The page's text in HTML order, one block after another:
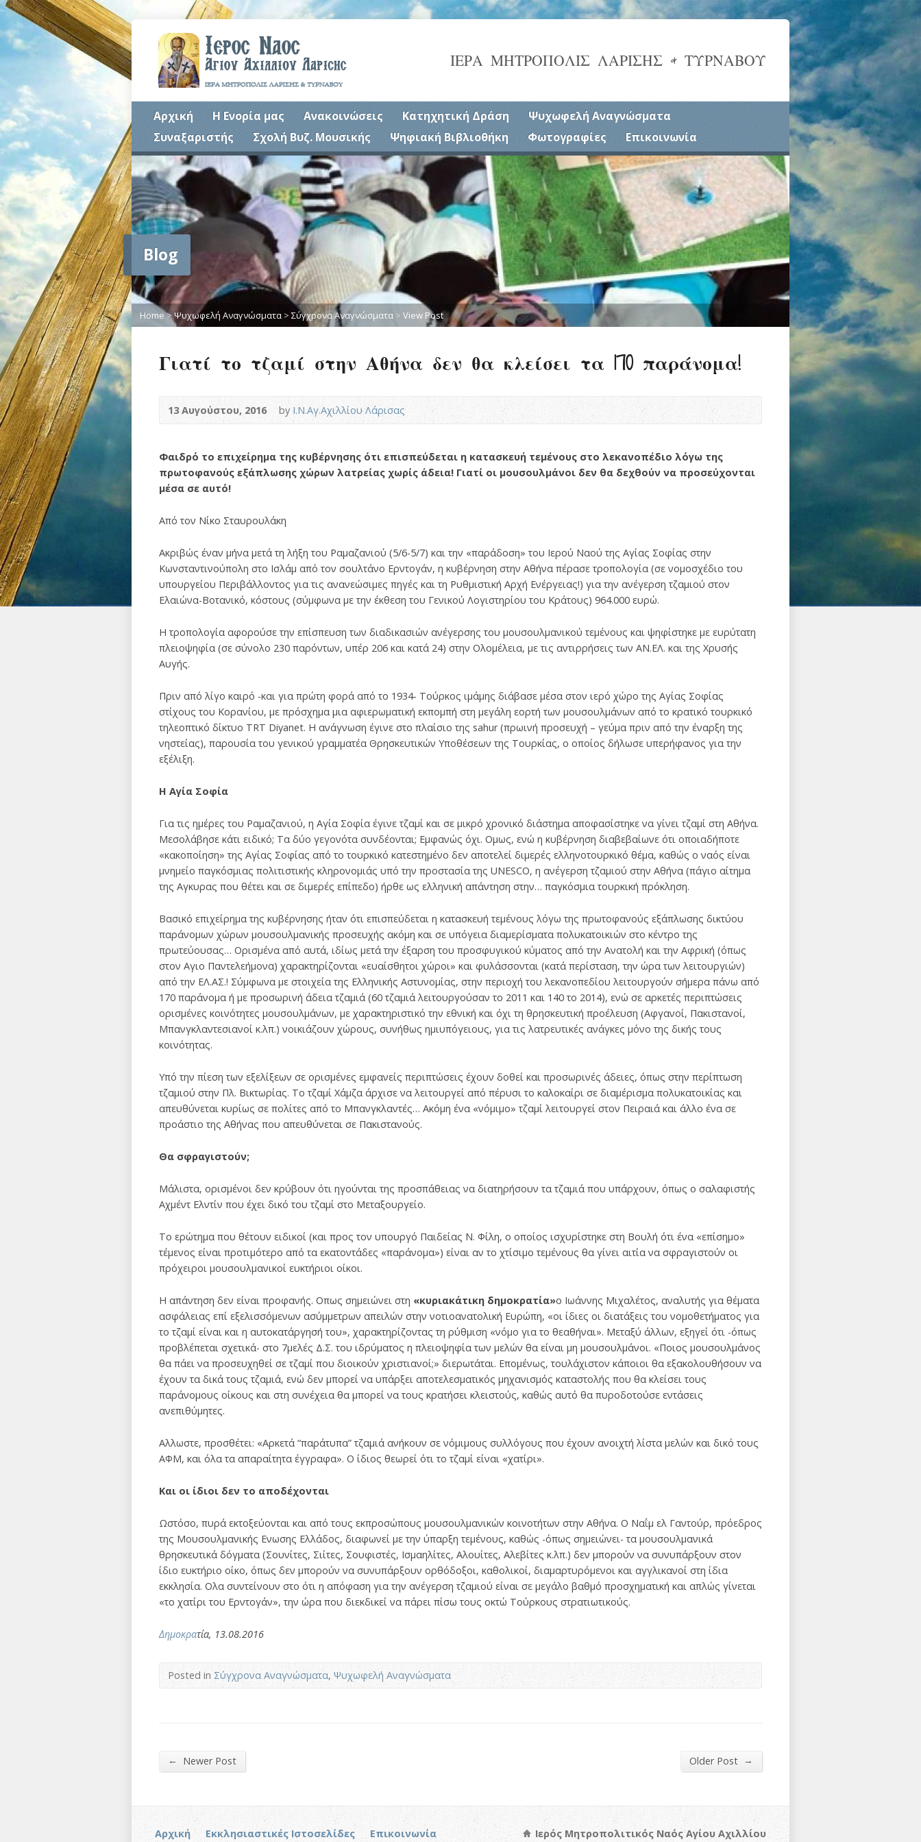
ΙΕΡΑ ΜΗΤΡΟΠΟΛΙΣ ΛΑΡΙΣΗΣ & ΤΥΡΝΑΒΟΥ
Αρχική Η Ενορία μας Ανακοινώσεις Κατηχητική Δράση
Ψυχωφελή Αναγνώσματα
Συναξαριστής
Σχολή Βυζ. Μουσικής Ψηφιακή Βιβλιοθήκη Φωτογραφίες Επικοινωνία
Blog
Home>Ψυχωφελή Αναγνώσματα > Σύγχρονα Αναγνώσματα > View Post
Γιατί το τζαμί στην Αθήνα δεν θα κλείσει τα 170 παράνομα!
13 Αυγούστου, 2016 byΙ.Ν.Αγ.Αχιλλίου Λάρισας
Φαιδρό το επιχείρημα της κυβέρνησης ότι επισπεύδεται η κατασκευή τεμένους στο λεκανοπέδιο λόγω της
πρωτοφανούς εξάπλωσης χώρων λατρείας χωρίς άδεια! Γιατί οι μουσουλμάνοι δεν θα δεχθούν να προσεύχονται
μέσα σε αυτό!
Από τον Νίκο Σταυρουλάκη
Ακριβώς έναν μήνα μετά τη λήξη του Ραμαζανιού (5/6-5/7) και την «παράδοση» του Ιερού Ναού της Αγίας Σοφίας στην
Κωνσταντινούπολη στο Ισλάμ από τον σουλτάνο Ερντογάν, η κυβέρνηση στην Αθήνα πέρασε τροπολογία (σε νομοσχέδιο του
υπουργείου Περιβάλλοντος για τις ανανεώσιμες πηγές και τη Ρυθμιστική Αρχή Ενέργειας!) για την ανέγερση τζαμιού στον
Ελαιώνα-Βοτανικό, κόστους (σύμφωνα με την έκθεση του Γενικού Λογιστηρίου του Κράτους) 964.000 ευρώ.
Η τροπολογία αφορούσε την επίσπευση των διαδικασιών ανέγερσης του μουσουλμανικού τεμένους και ψηφίστηκε με ευρύτατη
πλειοψηφία (σε σύνολο 230 παρόντων, υπέρ 206 και κατά 24) στην Ολομέλεια, με τις αντιρρήσεις των ΑΝ.ΕΛ. και της Χρυσής
Αυγής.
Πριν από λίγο καιρό -και για πρώτη φορά από το 1934- Τούρκος ιμάμης διάβασε μέσα στον ιερό χώρο της Αγίας Σοφίας
στίχους του Κορανίου, με πρόσχημα μια αφιερωματική εκπομπή στη μεγάλη εορτή των μουσουλμάνων από το κρατικό τουρκικό
τηλεοπτικό δίκτυο TRT Diyanet. Η ανάγνωση έγινε στο πλαίσιο της sahur (πρωινή προσευχή – γεύμα πριν από την έναρξη της
νηστείας), παρουσία του γενικού γραμματέα Θρησκευτικών Υποθέσεων της Τουρκίας, ο οποίος δήλωσε υπερήφανος για την
εξέλιξη.
Η Αγία Σοφία
Για τις ημέρες του Ραμαζανιού, η Αγία Σοφία έγινε τζαμί και σε μικρό χρονικό διάστημα αποφασίστηκε να γίνει τζαμί στη Αθήνα.
Μεσολάβησε κάτι ειδικό; Τα δύο γεγονότα συνδέονται; Εμφανώς όχι. Ομως, ενώ η κυβέρνηση διαβεβαίωνε ότι οποιαδήποτε
«κακοποίηση» της Αγίας Σοφίας από το τουρκικό κατεστημένο δεν αποτελεί διμερές ελληνοτουρκικό θέμα, καθώς ο ναός είναι
μνημείο παγκόσμιας πολιτιστικής κληρονομιάς υπό την προστασία της UNESCO, η ανέγερση τζαμιού στην Αθήνα (πάγιο αίτημα
της Αγκυρας που θέτει και σε διμερές επίπεδο) ήρθε ως ελληνική απάντηση στην… παγκόσμια τουρκική πρόκληση.
Βασικό επιχείρημα της κυβέρνησης ήταν ότι επισπεύδεται η κατασκευή τεμένους λόγω της πρωτοφανούς εξάπλωσης δικτύου
παράνομων χώρων μουσουλμανικής προσευχής ακόμη και σε υπόγεια διαμερίσματα πολυκατοικιών στο κέντρο της
πρωτεύουσας… Ορισμένα από αυτά, ιδίως μετά την έξαρση του προσφυγικού κύματος από την Ανατολή και την Αφρική (όπως
στον Αγιο Παντελεήμονα) χαρακτηρίζονται «ευαίσθητοι χώροι» και φυλάσσονται (κατά περίσταση, την ώρα των λειτουργιών)
από την ΕΛ.ΑΣ.! Σύμφωνα με στοιχεία της Ελληνικής Αστυνομίας, στην περιοχή του λεκανοπεδίου λειτουργούν σήμερα πάνω από
170 παράνομα ή με προσωρινή άδεια τζαμιά (60 τζαμιά λειτουργούσαν το 2011 και 140 το 2014), ενώ σε αρκετές περιπτώσεις
ορισμένες κοινότητες μουσουλμάνων, με χαρακτηριστικό την εθνική και όχι τη θρησκευτική προέλευση (Αφγανοί, Πακιστανοί,
Μπανγκλαντεσιανοί κ.λπ.) νοικιάζουν χώρους, συνήθως ημιυπόγειους, για τις λατρευτικές ανάγκες μόνο της δικής τους
κοινότητας.
Υπό την πίεση των εξελίξεων σε ορισμένες εμφανείς περιπτώσεις έχουν δοθεί και προσωρινές άδειες, όπως στην περίπτωση
τζαμιού στην Πλ. Βικτωρίας. Το τζαμί Χάμζα άρχισε να λειτουργεί από πέρυσι το καλοκαίρι σε διαμέρισμα πολυκατοικίας και
απευθύνεται κυρίως σε πολίτες από το Μπανγκλαντές… Ακόμη ένα «νόμιμο» τζαμί λειτουργεί στον Πειραιά και άλλο ένα σε
προάστιο της Αθήνας που απευθύνεται σε Πακιστανούς.
Θα σφραγιστούν;
Μάλιστα, ορισμένοι δεν κρύβουν ότι ηγούνται της προσπάθειας να διατηρήσουν τα τζαμιά που υπάρχουν, όπως ο σαλαφιστής
Αχμέντ Ελντίν που έχει δικό του τζαμί στο Μεταξουργείο.
Το ερώτημα που θέτουν ειδικοί (και προς τον υπουργό Παιδείας Ν. Φίλη, ο οποίος ισχυρίστηκε στη Βουλή ότι ένα «επίσημο»
τέμενος είναι προτιμότερο από τα εκατοντάδες «παράνομα») είναι αν το χτίσιμο τεμένους θα γίνει αιτία να σφραγιστούν οι
πρόχειροι μουσουλμανικοί ευκτήριοι οίκοι.
Η απάντηση δεν είναι προφανής. Οπως σημειώνει στη «κυριακάτικη δημοκρατία»ο Ιωάννης Μιχαλέτος, αναλυτής για θέματα
ασφάλειας επί εξελισσόμενων ασύμμετρων απειλών στην νοτιοανατολική Ευρώπη, «οι ίδιες οι διατάξεις του νομοθετήματος για
το τζαμί είναι και η αυτοκατάργησή του», χαρακτηρίζοντας τη ρύθμιση «νόμο για το θεαθήναι». Μεταξύ άλλων, εξηγεί ότι -όπως
προβλέπεται σχετικά- στο 7μελές Δ.Σ. του ιδρύματος η πλειοψηφία των μελών θα είναι μη μουσουλμάνοι. «Ποιος μουσουλμάνος
θα πάει να προσευχηθεί σε τζαμί που διοικούν χριστιανοί;» διερωτάται. Επομένως, τουλάχιστον κάποιοι θα εξακολουθήσουν να
έχουν τα δικά τους τζαμιά, ενώ δεν μπορεί να υπάρξει αποτελεσματικός μηχανισμός καταστολής που θα κλείσει τους
παράνομους οίκους και στη συνέχεια θα μπορεί να τους κρατήσει κλειστούς, καθώς αυτό θα πυροδοτούσε εντάσεις
ανεπιθύμητες.
Αλλωστε, προσθέτει: «Αρκετά “παράτυπα” τζαμιά ανήκουν σε νόμιμους συλλόγους που έχουν ανοιχτή λίστα μελών και δικό τους
ΑΦΜ, και όλα τα απαραίτητα έγγραφα». Ο ίδιος θεωρεί ότι το τζαμί είναι «χατίρι».
Και οι ίδιοι δεν το αποδέχονται
Ωστόσο, πυρά εκτοξεύονται και από τους εκπροσώπους μουσουλμανικών κοινοτήτων στην Αθήνα. Ο Ναΐμ ελ Γαντούρ, πρόεδρος
της Μουσουλμανικής Ενωσης Ελλάδος, διαφωνεί με την ύπαρξη τεμένους, καθώς -όπως σημειώνει- τα μουσουλμανικά
θρησκευτικά δόγματα (Σουνίτες, Σιίτες, Σουφιστές, Ισμαηλίτες, Αλουίτες, Αλεβίτες κ.λπ.) δεν μπορούν να συνυπάρξουν στον
ίδιο ευκτήριο οίκο, όπως δεν μπορούν να συνυπάρξουν ορθόδοξοι, καθολικοί, διαμαρτυρόμενοι και αγγλικανοί στη ίδια
εκκλησία. Ολα συντείνουν στο ότι η απόφαση για την ανέγερση τζαμιού είναι σε μεγάλο βαθμό προσχηματική και απλώς γίνεται
«το χατίρι του Ερντογάν», την ώρα που διεκδικεί να πάρει πίσω τους οκτώ Τούρκους στρατιωτικούς.
Δημοκρατία, 13.08.2016
Posted inΣύγχρονα Αναγνώσματα, Ψυχωφελή Αναγνώσματα
← Newer Post Older Post →
Αρχική Εκκλησιαστικές Ιστοσελίδες Επικοινωνία Ιερός Μητροπολιτικός Ναός Αγίου Αχιλλίου